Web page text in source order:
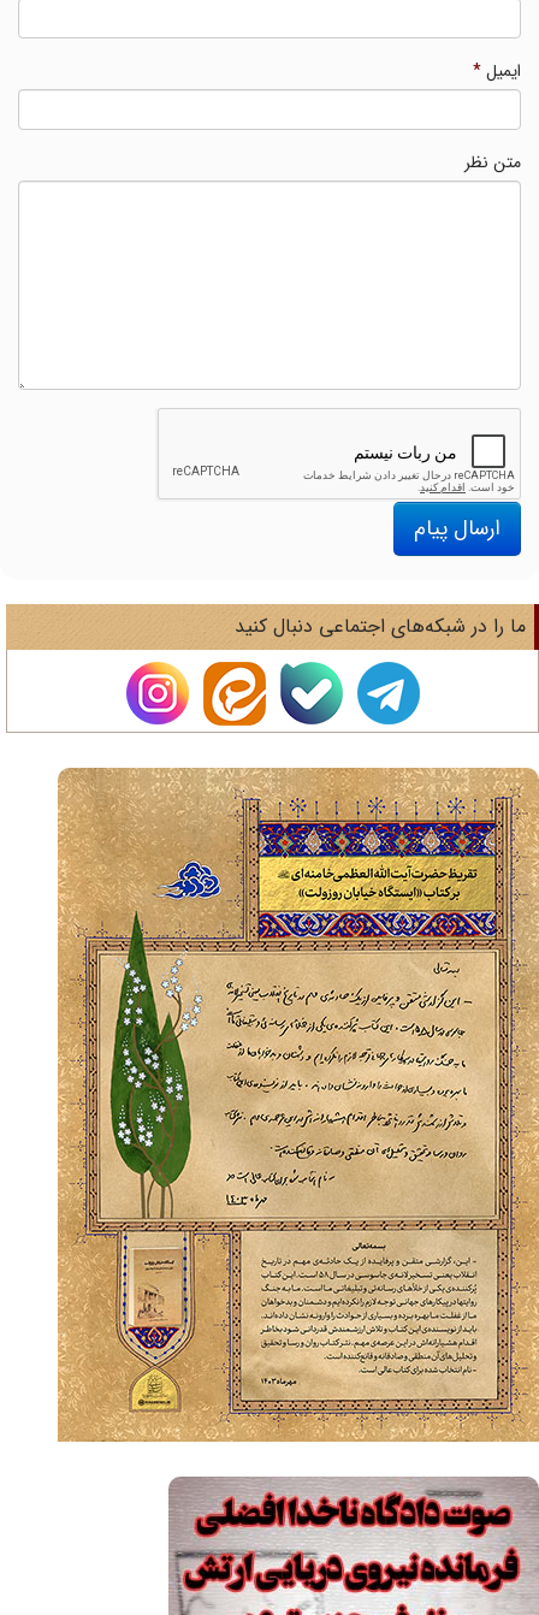
ایمیل*
متن نظر
ارسال پیام
را در شبکه‌های اجتماعی دنبال کنید